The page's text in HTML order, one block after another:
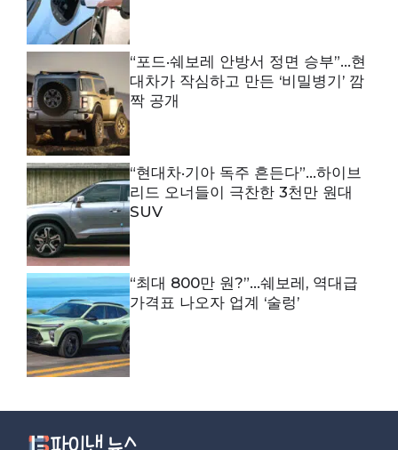
“포드·쉐보레 안방서 정면 승부”…현
대차가 작심하고 만든 ‘비밀병기’ 깜
짝 공개
“현대차·기아 독주 흔든다”…하이브
리드 오너들이 극찬한 3천만 원대
SUV
“최대 800만 원?”…쉐보레, 역대급
가격표 나오자 업계 ‘술렁’